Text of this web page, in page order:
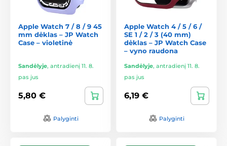
Apple Watch 7 / 8 / 9 45
mm dėklas – JP Watch
Case – violetinė
Sandėlyje, antradienį 11. 8.
pas jus
5,80 €
Palyginti
Apple Watch 4 / 5 / 6 /
SE 1 / 2 / 3 (40 mm)
dėklas – JP Watch Case
– vyno raudona
Sandėlyje, antradienį 11. 8.
pas jus
6,19 €
Palyginti